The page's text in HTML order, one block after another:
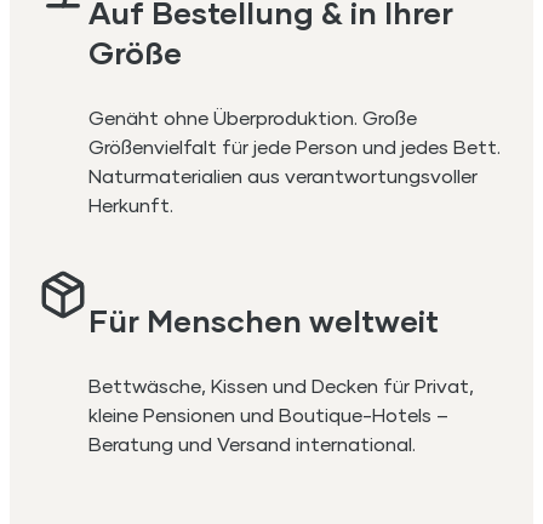
Auf Bestellung & in Ihrer
Größe
Genäht ohne Überproduktion. Große
Größenvielfalt für jede Person und jedes Bett.
Naturmaterialien aus verantwortungsvoller
Herkunft.
Für Menschen weltweit
Bettwäsche, Kissen und Decken für Privat,
kleine Pensionen und Boutique-Hotels –
Beratung und Versand international.